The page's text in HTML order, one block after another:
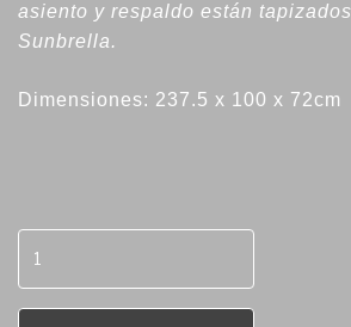
asiento y respaldo están
Sunbrella.
Dimensiones: 237.5 x 100 x 72cm